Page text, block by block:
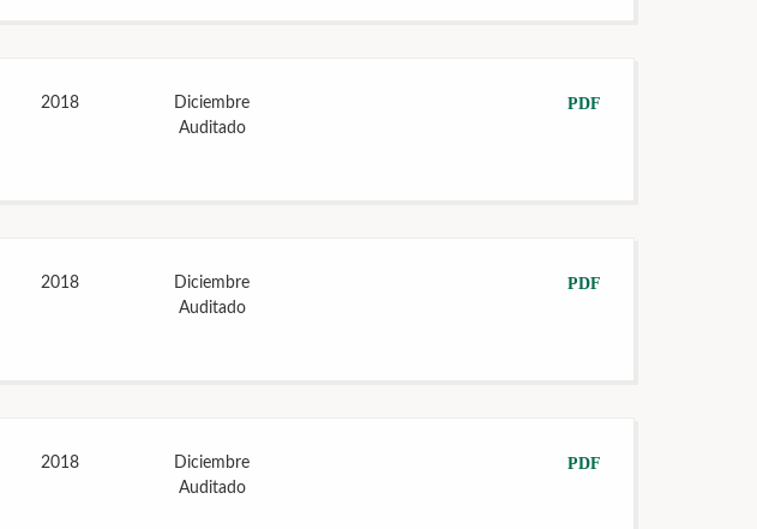
2018
Diciembre
Auditado
PDF
2018
Diciembre
Auditado
PDF
2018
Diciembre
Auditado
PDF